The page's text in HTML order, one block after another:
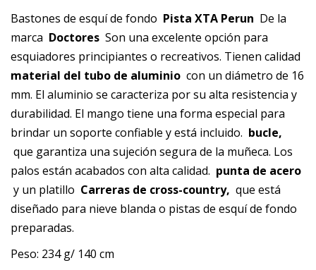
Bastones de esquí de fondo Pista XTA Perun De la
marca Doctores Son una excelente opción para
esquiadores principiantes o recreativos. Tienen calidad
material del tubo de aluminio con un diámetro de 16
mm. El aluminio se caracteriza por su alta resistencia y
durabilidad. El mango tiene una forma especial para
brindar un soporte confiable y está incluido. bucle,
que garantiza una sujeción segura de la muñeca. Los
palos están acabados con alta calidad. punta de acero
y un platillo Carreras de cross-country, que está
diseñado para nieve blanda o pistas de esquí de fondo
preparadas.
Peso: 234 g/ 140 cm